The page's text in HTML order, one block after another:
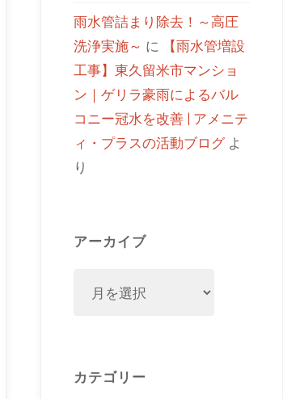
雨水管詰まり除去！～高圧
洗浄実施～ に
【雨水管増設
工事】東久留米市マンショ
ン｜ゲリラ豪雨によるバル
コニー冠水を改善 | アメニテ
ィ・プラスの活動ブログよ
り
アーカイブ
カテゴリー